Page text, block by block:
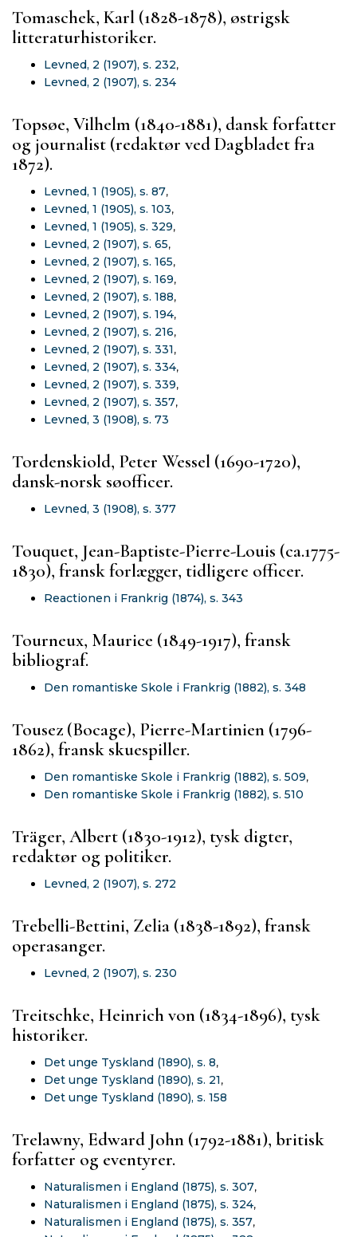
Tomaschek, Karl (1828-1878), østrigsk
litteraturhistoriker.
Levned, 2 (1907), s. 232,
Levned, 2 (1907), s. 234
Topsøe, Vilhelm (1840-1881), dansk forfatter
og journalist (redaktør ved Dagbladet fra
1872).
Levned, 1 (1905), s. 87,
Levned, 1 (1905), s. 103,
Levned, 1 (1905), s. 329,
Levned, 2 (1907), s. 65,
Levned, 2 (1907), s. 165,
Levned, 2 (1907), s. 169,
Levned, 2 (1907), s. 188,
Levned, 2 (1907), s. 194,
Levned, 2 (1907), s. 216,
Levned, 2 (1907), s. 331,
Levned, 2 (1907), s. 334,
Levned, 2 (1907), s. 339,
Levned, 2 (1907), s. 357,
Levned, 3 (1908), s. 73
Tordenskiold, Peter Wessel (1690-1720),
dansk-norsk søofficer.
Levned, 3 (1908), s. 377
Touquet, Jean-Baptiste-Pierre-Louis (ca.1775-
1830), fransk forlægger, tidligere officer.
Reactionen i Frankrig (1874), s. 343
Tourneux, Maurice (1849-1917), fransk
bibliograf.
Den romantiske Skole i Frankrig (1882), s. 348
Tousez (Bocage), Pierre-Martinien (1796-
1862), fransk skuespiller.
Den romantiske Skole i Frankrig (1882), s. 509,
Den romantiske Skole i Frankrig (1882), s. 510
Träger, Albert (1830-1912), tysk digter,
redaktør og politiker.
Levned, 2 (1907), s. 272
Trebelli-Bettini, Zelia (1838-1892), fransk
operasanger.
Levned, 2 (1907), s. 230
Treitschke, Heinrich von (1834-1896), tysk
historiker.
Det unge Tyskland (1890), s. 8,
Det unge Tyskland (1890), s. 21,
Det unge Tyskland (1890), s. 158
Trelawny, Edward John (1792-1881), britisk
forfatter og eventyrer.
Naturalismen i England (1875), s. 307,
Naturalismen i England (1875), s. 324,
Naturalismen i England (1875), s. 357,